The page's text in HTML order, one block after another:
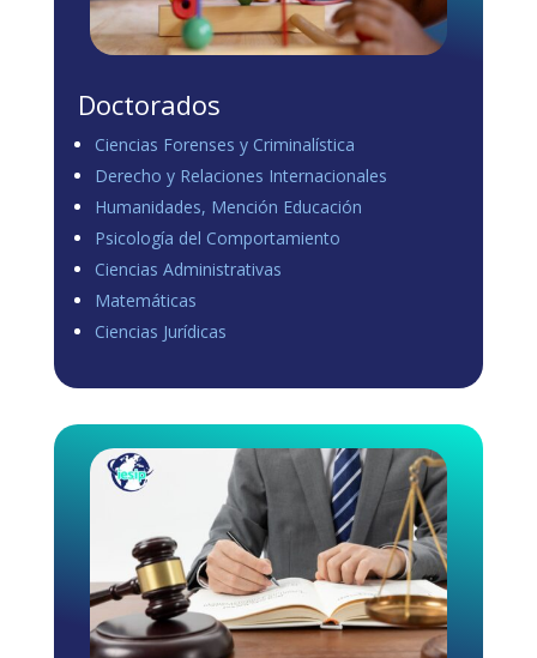
Load more
Doctorados
Ciencias Forenses y Criminalística
Derecho y Relaciones Internacionales
Humanidades, Mención Educación
Psicología del Comportamiento
Ciencias Administrativas
Matemáticas
Ciencias Jurídicas